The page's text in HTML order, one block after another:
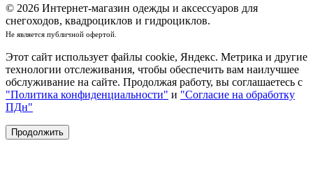
© 2026 Интернет-магазин одежды и аксессуаров для
снегоходов, квадроциклов и гидроциклов.
Не является публичной офертой.
Этот сайт использует файлы cookie, Яндекс. Метрика и другие
технологии отслеживания, чтобы обеспечить вам наилучшее
обслуживание на сайте. Продолжая работу, вы соглашаетесь с
"Политика конфиденциальности" и "Согласие на обработку
ПДн"
Продолжить